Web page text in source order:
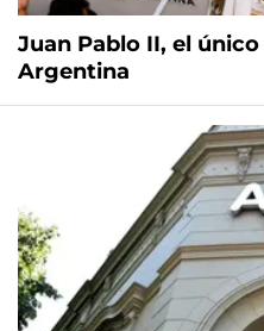
Juan Pablo II, el
Argentina